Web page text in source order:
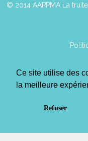
Ce site utilise des
la meilleure
Refuser
© 2014 AAPPMA La